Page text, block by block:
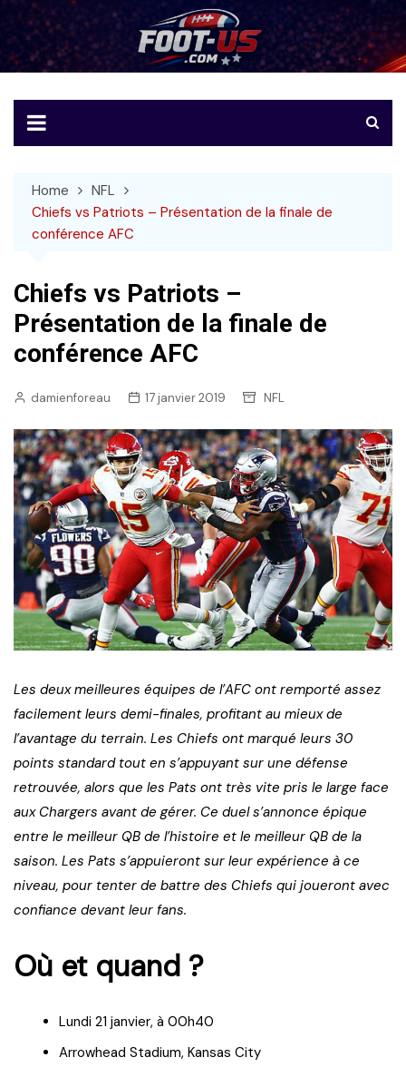
to
content
Foot-US
Le football américain en français
Home
NFL
Chiefs vs Patriots – Présentation de la finale de
conférence AFC
Chiefs vs Patriots –
Présentation de la finale de
conférence AFC
damienforeau 17 janvier 2019 NFL
Les deux meilleures équipes de l’AFC ont remporté assez
facilement leurs demi-finales, profitant au mieux de
l’avantage du terrain. Les Chiefs ont marqué leurs 30
points standard tout en s’appuyant sur une défense
retrouvée, alors que les Pats ont très vite pris le large face
aux Chargers avant de gérer. Ce duel s’annonce épique
entre le meilleur QB de l’histoire et le meilleur QB de la
saison. Les Pats s’appuieront sur leur expérience à ce
niveau, pour tenter de battre des Chiefs qui joueront avec
confiance devant leur fans.
Où et quand ?
Lundi 21 janvier, à 00h40
Arrowhead Stadium, Kansas City